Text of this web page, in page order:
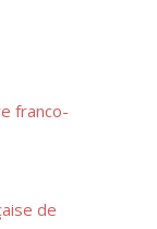
franco-
de